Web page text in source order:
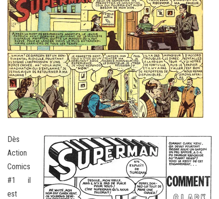
Dès
Action
Comics
#1 il
est